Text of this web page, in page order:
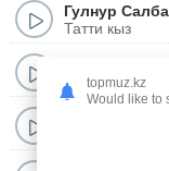
Гулнур
Татти кыз
Суйемин
topmuz.kz
Would like to